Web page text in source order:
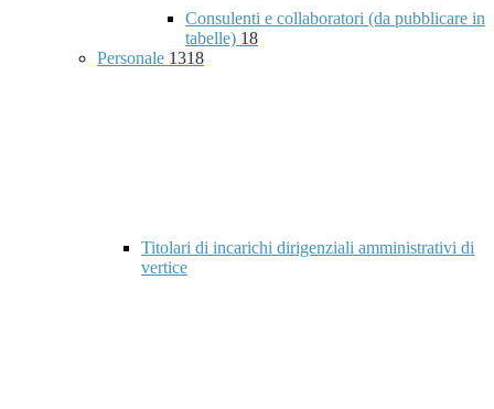
Consulenti e collaboratori (da pubblicare in
tabelle) 18
Personale 1318
Titolari di incarichi dirigenziali amministrativi di
vertice